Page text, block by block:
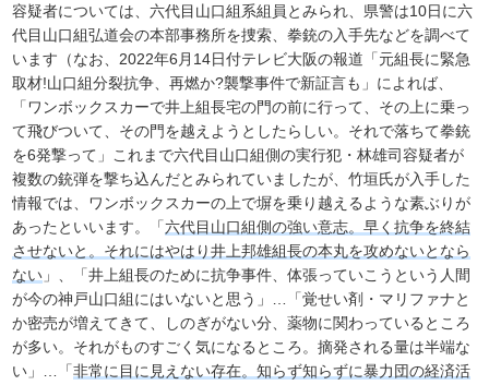
容疑者については、六代目山口組系組員とみられ、県警は10日に六
代目山口組弘道会の本部事務所を捜索、拳銃の入手先などを調べて
います（なお、2022年6月14日付テレビ大阪の報道「元組長に緊急
取材!山口組分裂抗争、再燃か?襲撃事件で新証言も」によれば、
「ワンボックスカーで井上組長宅の門の前に行って、その上に乗っ
て飛びついて、その門を越えようとしたらしい。それで落ちて拳銃
を6発撃って」これまで六代目山口組側の実行犯・林雄司容疑者が
複数の銃弾を撃ち込んだとみられていましたが、竹垣氏が入手した
情報では、ワンボックスカーの上で塀を乗り越えるような素ぶりが
あったといいます。「六代目山口組側の強い意志。早く抗争を終結
させないと。それにはやはり井上邦雄組長の本丸を攻めないとなら
ない 」、「井上組長のために抗争事件、体張っていこうという人間
が今の神戸山口組にはいないと思う」…「覚せい剤・マリファナと
か密売が増えてきて、しのぎがない分、薬物に関わっているところ
が多い。それがものすごく気になるところ。摘発される量は半端な
い」…「非常に目に見えない存在。知らず知らずに暴力団の経済活